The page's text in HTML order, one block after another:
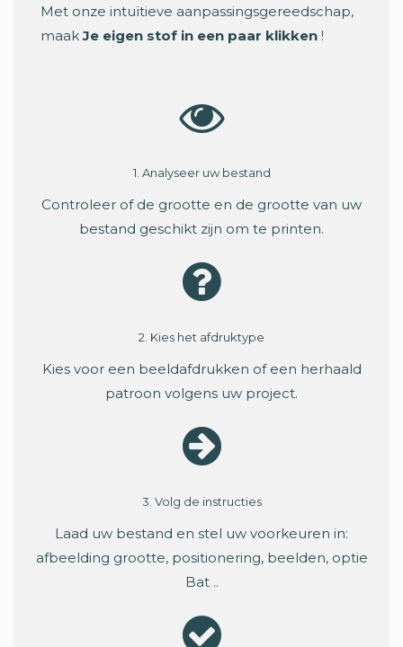
Met onze intuïtieve aanpassingsgereedschap,
maakJe eigen stof in een paar klikken !
1. Analyseer uw bestand
Controleer of de grootte en de grootte van uw
bestand geschikt zijn om te printen.
2. Kies het afdruktype
Kies voor een beeldafdrukken of een herhaald
patroon volgens uw project.
3. Volg de instructies
Laad uw bestand en stel uw voorkeuren in:
afbeelding grootte, positionering, beelden, optie
Bat ..